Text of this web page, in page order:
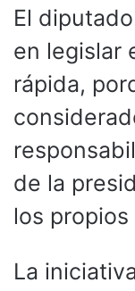
El
en legislar
rápida,
de la
los
La